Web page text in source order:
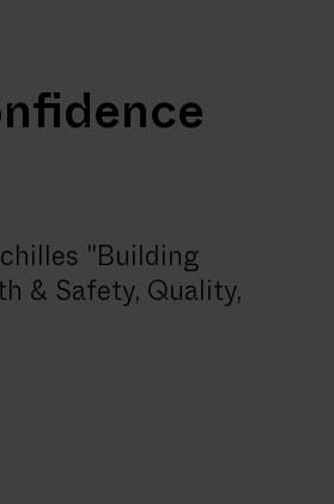
"Building
& Safety, Quality,